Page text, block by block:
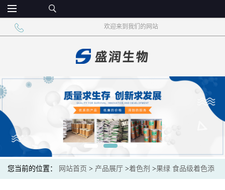
欢迎来到我们的网站
您当前的位置： 网站首页 > 产品展厅 >着色剂 >果绿 食品级着色添